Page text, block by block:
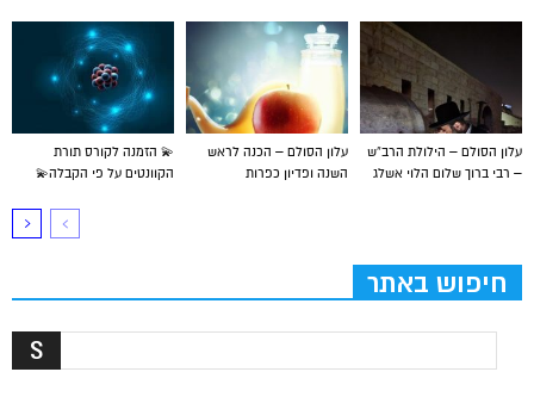
💫 הזמנה לקורס תורת
הקוונטים על פי הקבלה💫
עלון הסולם – הכנה לראש
השנה ופדיון כפרות
עלון הסולם – הילולת הרב”ש
– רבי ברוך שלום הלוי אשלג
חיפוש באתר